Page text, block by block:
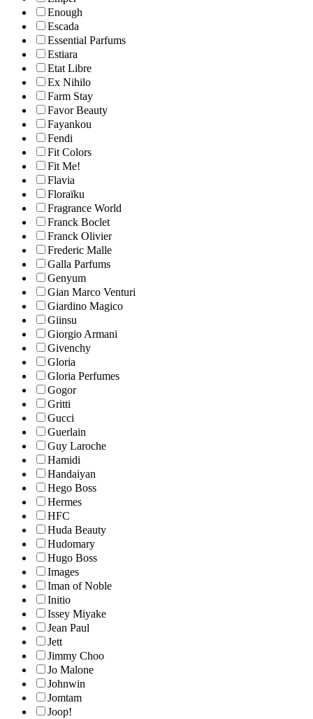
Enough
Escada
Essential Parfums
Estiara
Etat Libre
Ex Nihilo
Farm Stay
Favor Beauty
Fayankou
Fendi
Fit Colors
Fit Me!
Flavia
Floraïku
Fragrance World
Franck Boclet
Franck Olivier
Frederic Malle
Galla Parfums
Genyum
Gian Marco Venturi
Giardino Magico
Giinsu
Giorgio Armani
Givenchy
Gloria
Gloria Perfumes
Gogor
Gritti
Gucci
Guerlain
Guy Laroche
Hamidi
Handaiyan
Hego Boss
Hermes
HFC
Huda Beauty
Hudomary
Hugo Boss
Images
Iman of Noble
Initio
Issey Miyake
Jean Paul
Jett
Jimmy Choo
Jo Malone
Johnwin
Jomtam
Joop!